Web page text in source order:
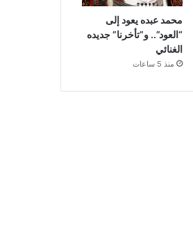
محمد عبده يعود إلى
“العود”.. و”تأخرنا” جديده
الغنائي
منذ 5 ساعات